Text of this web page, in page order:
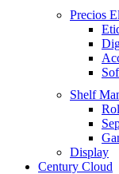
Precios
Shelf
Display
Century Cloud